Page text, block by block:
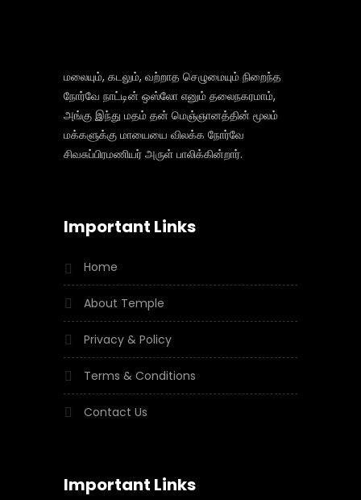
மலையும், கடலும், வற்றாத செழுமையும் நிறைந்த
நோர்வே நாட்டின் ஒஸ்லோ எனும் தலைநகரமாம்,
அங்கு இந்து மதம் தன் மெஞ்ஞானத்தின் மூலம்
மக்களுக்கு மாயையை விலக்க நோர்வே
சிவசுப்பிரமணியர் அருள் பாலிக்கின்றார்.
Important Links
Home
About Temple
Privacy & Policy
Terms & Conditions
Contact Us
Important Links